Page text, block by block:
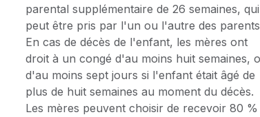
parental supplémentaire de 26 semaines, qui
peut être pris par l'un ou l'autre des
En cas de décès de l'enfant, les mères ont
droit à un congé d'au moins huit semaines,
d'au moins sept jours si l'enfant était âgé de
plus de huit semaines au moment du décès.
Les mères peuvent choisir de recevoir 80 %